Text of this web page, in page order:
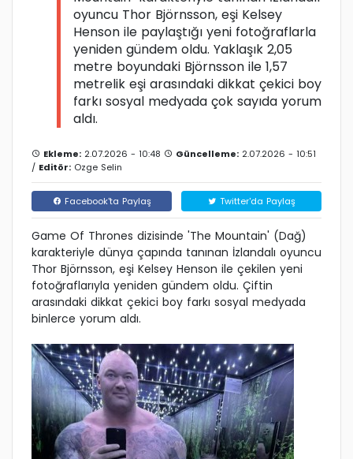
oyuncu Thor Björnsson, eşi Kelsey
Henson ile paylaştığı yeni fotoğraflarla
yeniden gündem oldu. Yaklaşık 2,05
metre boyundaki Björnsson ile 1,57
metrelik eşi arasındaki dikkat çekici boy
farkı sosyal medyada çok sayıda yorum
aldı.
Ekleme: 2.07.2026 - 10:48 Güncelleme: 2.07.2026 - 10:51
/ Editör: Ozge Selin
Facebook'ta Paylaş Twitter'da Paylaş
Game Of Thrones dizisinde 'The Mountain' (Dağ)
karakteriyle dünya çapında tanınan İzlandalı oyuncu
Thor Björnsson, eşi Kelsey Henson ile çekilen yeni
fotoğraflarıyla yeniden gündem oldu. Çiftin
arasındaki dikkat çekici boy farkı sosyal medyada
binlerce yorum aldı.